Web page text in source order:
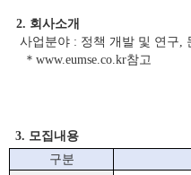
2. 회사소개
사업분야 : 정책 개발 및 연구,
＊ www.eumse.co.kr참고
3. 모집내용
구분